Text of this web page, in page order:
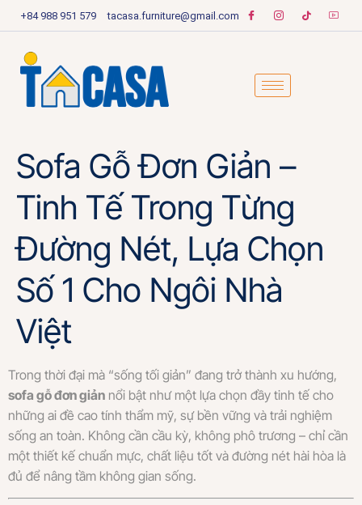
+84 988 951 579 tacasa.furniture@gmail.com
Sofa Gỗ Đơn Giản –
Tinh Tế Trong Từng
Đường Nét, Lựa Chọn
Số 1 Cho Ngôi Nhà
Việt
Trong thời đại mà “sống tối giản” đang trở thành xu hướng,
sofa gỗ đơn giản nổi bật như một lựa chọn đầy tinh tế cho
những ai đề cao tính thẩm mỹ, sự bền vững và trải nghiệm
sống an toàn. Không cần cầu kỳ, không phô trương – chỉ cần
một thiết kế chuẩn mực, chất liệu tốt và đường nét hài hòa là
đủ để nâng tầm không gian sống.